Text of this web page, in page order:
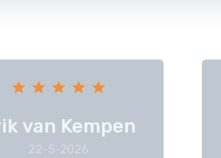
van Kempen
22-5-2026